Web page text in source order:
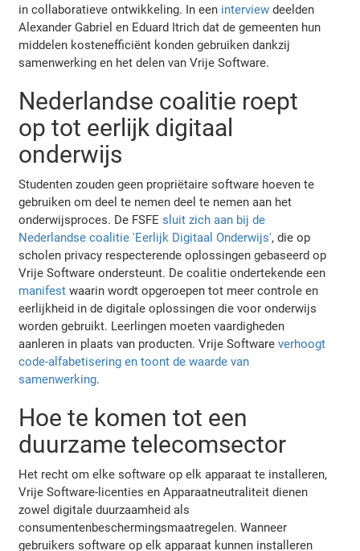
in collaboratieve ontwikkeling. In een interview deelden
Alexander Gabriel en Eduard Itrich dat de gemeenten hun
middelen kostenefficiënt konden gebruiken dankzij
samenwerking en het delen van Vrije Software.
Nederlandse coalitie roept
op tot eerlijk digitaal
onderwijs
Studenten zouden geen propriëtaire software hoeven te
gebruiken om deel te nemen deel te nemen aan het
onderwijsproces. De FSFEsluit zich aan bij de
Nederlandse coalitie 'Eerlijk Digitaal Onderwijs', die op
scholen privacy respecterende oplossingen gebaseerd op
Vrije Software ondersteunt. De coalitie ondertekende een
manifest waarin wordt opgeroepen tot meer controle en
eerlijkheid in de digitale oplossingen die voor onderwijs
worden gebruikt. Leerlingen moeten vaardigheden
aanleren in plaats van producten. Vrije Softwareverhoogt
code-alfabetisering en toont de waarde van
samenwerking.
Hoe te komen tot een
duurzame telecomsector
Het recht om elke software op elk apparaat te installeren,
Vrije Software-licenties en Apparaatneutraliteit dienen
zowel digitale duurzaamheid als
consumentenbeschermingsmaatregelen. Wanneer
gebruikers software op elk apparaat kunnen installeren